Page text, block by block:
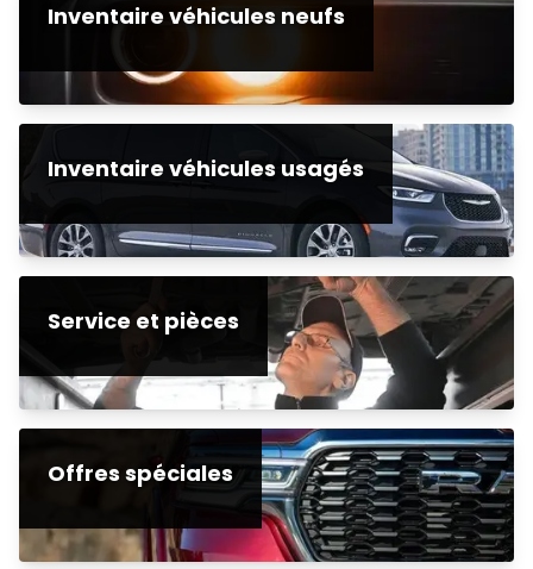
Inventaire véhicules neufs
Inventaire véhicules usagés
Service et pièces
Offres spéciales